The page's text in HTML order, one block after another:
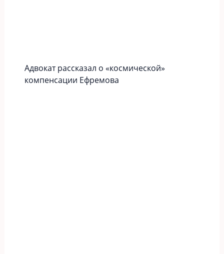
Адвокат рассказал о «космической»
компенсации Ефремова